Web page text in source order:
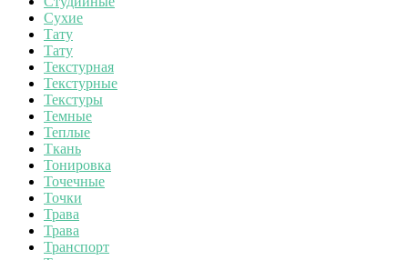
Сухие
Тату
Тату
Текстурная
Текстурные
Текстуры
Темные
Теплые
Ткань
Тонировка
Точечные
Точки
Трава
Трава
Транспорт